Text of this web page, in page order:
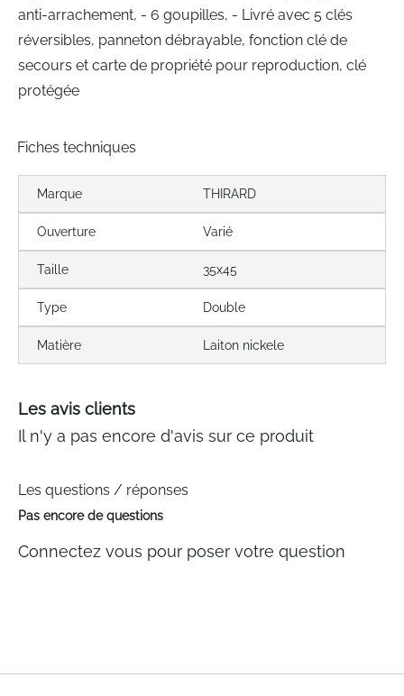
anti-arrachement, - 6 goupilles, - Livré avec 5 clés
réversibles, panneton débrayable, fonction clé de
secours et carte de propriété pour reproduction, clé
protégée
Fiches techniques
Marque THIRARD
Ouverture Varié
Taille 35x45
Type Double
Matière Laiton nickele
Les avis clients
Il n'y a pas encore d'avis sur ce produit
Les questions / réponses
Pas encore de questions
Connectez vous pour poser votre question